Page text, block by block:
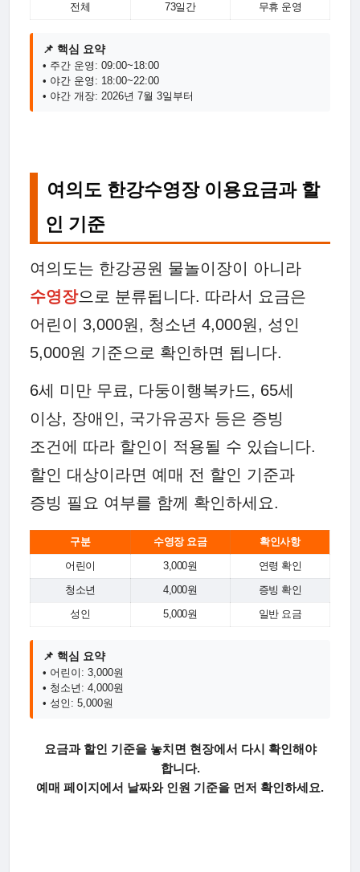
전체 73일간 무휴 운영
📌 핵심 요약
• 주간 운영: 09:00~18:00
• 야간 운영: 18:00~22:00
• 야간 개장: 2026년 7월 3일부터
여의도 한강수영장 이용요금과 할
인 기준
여의도는 한강공원 물놀이장이 아니라
수영장으로 분류됩니다. 따라서 요금은
어린이 3,000원, 청소년 4,000원, 성인
5,000원 기준으로 확인하면 됩니다.
6세 미만 무료, 다둥이행복카드, 65세
이상, 장애인, 국가유공자 등은 증빙
조건에 따라 할인이 적용될 수 있습니다.
할인 대상이라면 예매 전 할인 기준과
증빙 필요 여부를 함께 확인하세요.
구분 수영장 요금 확인사항
어린이 3,000원 연령 확인
청소년 4,000원 증빙 확인
성인 5,000원 일반 요금
📌 핵심 요약
• 어린이: 3,000원
• 청소년: 4,000원
• 성인: 5,000원
요금과 할인 기준을 놓치면 현장에서 다시 확인해야
합니다.
예매 페이지에서 날짜와 인원 기준을 먼저 확인하세요.